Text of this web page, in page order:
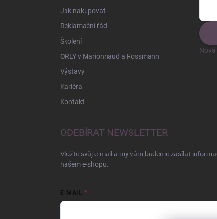
Jak nakupovat
Reklamační řád
Školení
ORLY v Marionnaud a Rossmann
Výstavy
Kariéra
Kontakt
ODEBÍRAT NEWSLETTER
Vložte svůj e-mail a my vám budeme zasílat
našem e-shopu.
E-MAIL